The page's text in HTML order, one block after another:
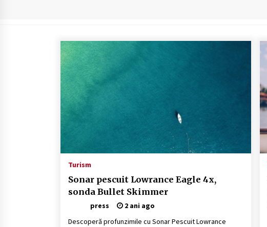
2 ani ago
Cum să alegi firul de pescuit perfect
Turism
Sonar pescuit Lowrance Eagle 4x,
sonda Bullet Skimmer
press
2 ani ago
Descoperă profunzimile cu Sonar Pescuit Lowrance